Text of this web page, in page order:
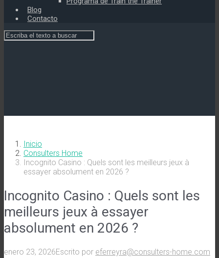
Blog
Contacto
Inicio
Consulters Home
Incognito Casino : Quels sont les meilleurs jeux à
essayer absolument en 2026 ?
Incognito Casino : Quels sont les
meilleurs jeux à essayer
absolument en 2026 ?
enero 23, 2026Escrito por eferreyra@consulters-home.com